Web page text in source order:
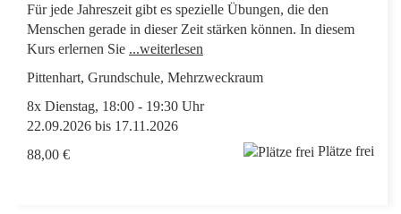
Für jede Jahreszeit gibt es spezielle Übungen, die den
Menschen gerade in dieser Zeit stärken können. In diesem
Kurs erlernen Sie ...weiterlesen
Pittenhart, Grundschule, Mehrzweckraum
8x Dienstag, 18:00 - 19:30 Uhr
22.09.2026 bis 17.11.2026
88,00 €
Plätze frei